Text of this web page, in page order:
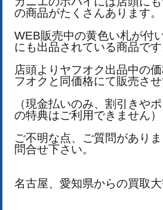
の商品がたくさんあります。
WEB販売中の黄色い札が付
にも出品されている商品です
店頭よりヤフオク出品中の
フオクと同価格にて販売させ
（現金払いのみ、割引きや
の特典はご利用できません）
ご不明な点、ご質問があり
問合せ下さい。
名古屋、愛知県からの買取